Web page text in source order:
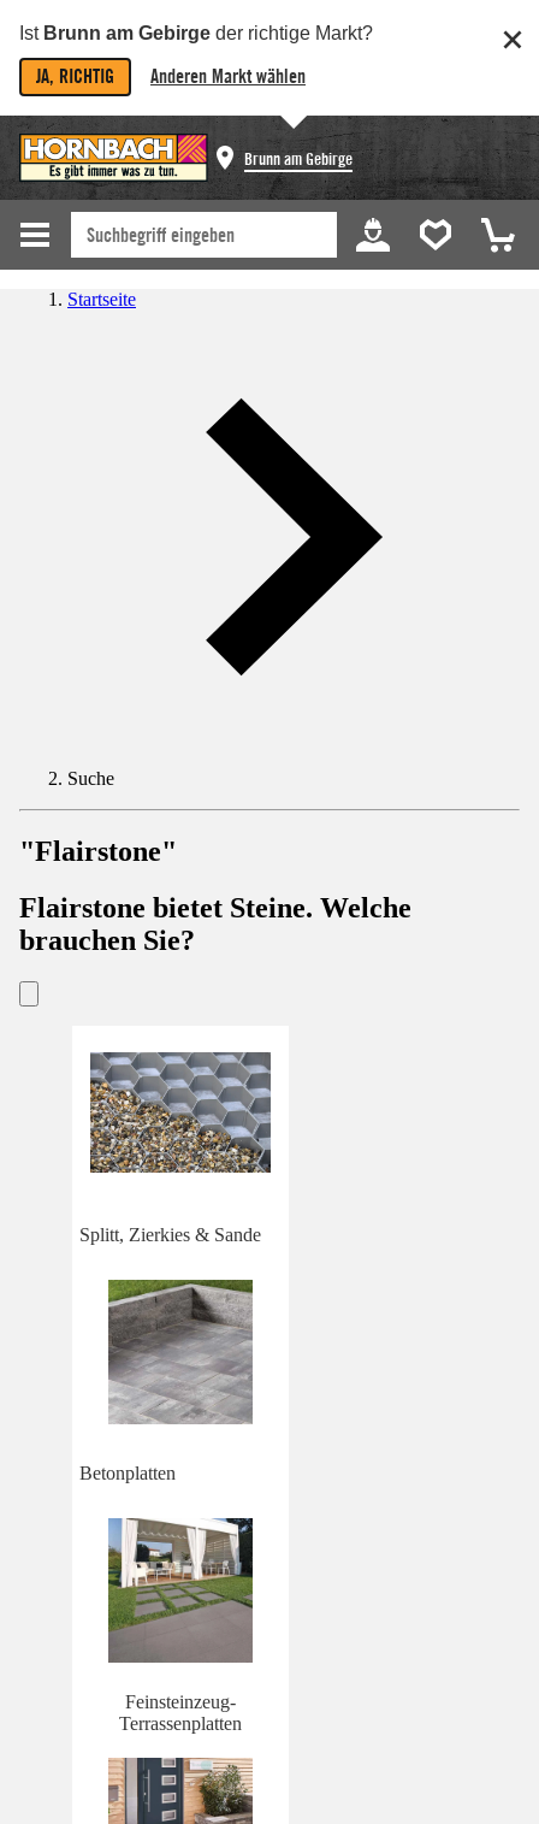
Ist Brunn am Gebirge der richtige Markt?
JA, RICHTIG Anderen Markt wählen
Brunn am Gebirge
Startseite
Suche
"Flairstone"
Flairstone bietet Steine. Welche
brauchen Sie?
Splitt, Zierkies & Sande
Betonplatten
Feinsteinzeug-
Terrassenplatten